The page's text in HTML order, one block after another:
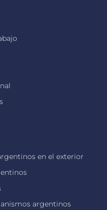
en el exterior
argentinos